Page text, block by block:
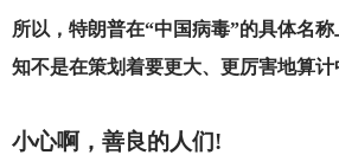
所以，特朗普在“中国病毒”的具体名
知不是在策划着要更大、更厉害地算计
小心啊，善良的人们!